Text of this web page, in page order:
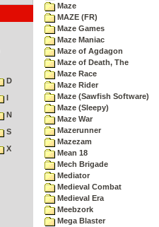
D
I
N
S
X
Maze
MAZE (FR)
Maze Games
Maze Maniac
Maze of Agdagon
Maze of Death, The
Maze Race
Maze Rider
Maze (Sawfish Software)
Maze (Sleepy)
Maze War
Mazerunner
Mazezam
Mean 18
Mech Brigade
Mediator
Medieval Combat
Medieval Era
Meebzork
Mega Blaster